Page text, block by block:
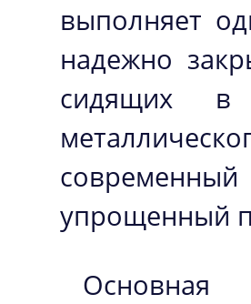
выполняет
надежно
сидящих в
современный
упрощенный
Основная